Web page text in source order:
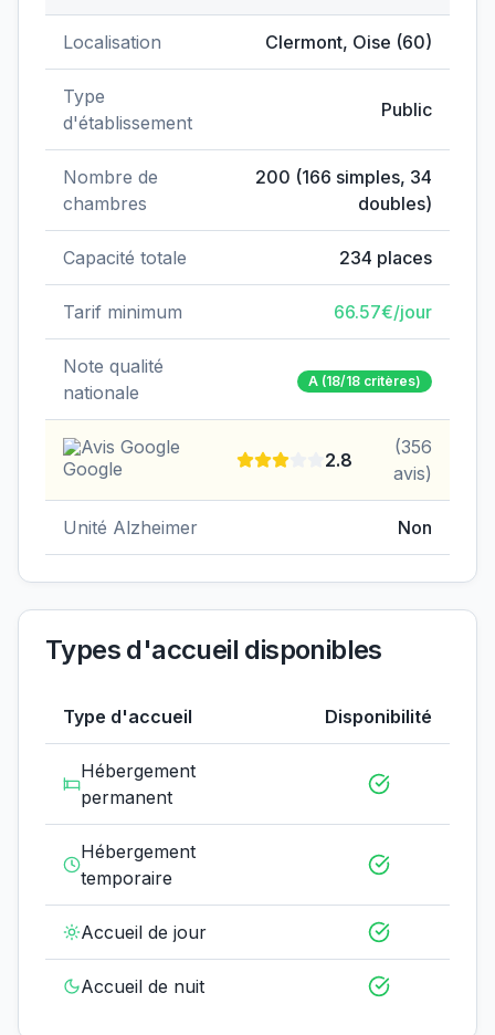
Localisation Clermont, Oise (60)
Type
d'établissement
Public
Nombre de
chambres
200 (166 simples, 34
doubles)
Capacité totale 234 places
Tarif minimum 66.57€/jour
Note qualité
nationale
A (18/18 critères)
Avis Google
2.8
(356
avis)
Unité Alzheimer Non
Types d'accueil disponibles
Type d'accueil Disponibilité
Hébergement
permanent
Hébergement
temporaire
Accueil de jour
Accueil de nuit